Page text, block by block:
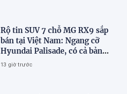
Rộ tin SUV 7 chỗ MG RX9 sắp
bán tại Việt Nam: Ngang cỡ
Hyundai Palisade, có cả bản
xăng và PHEV
13 giờ trước